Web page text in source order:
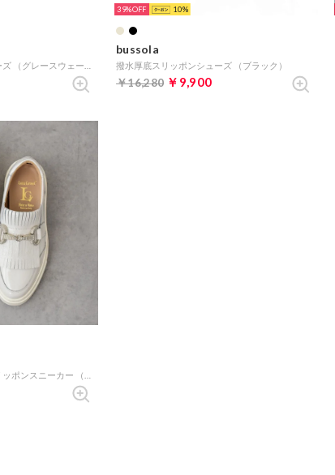
39% 10
bussola
撥水厚底スリッポンシューズ （ブラック）
￥16,280 ￥9,900